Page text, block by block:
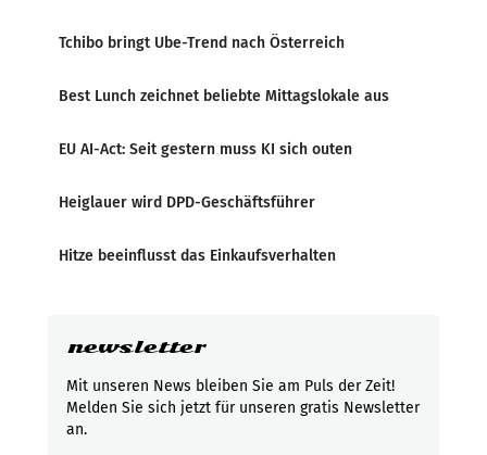
Tchibo bringt Ube-Trend nach Österreich
Best Lunch zeichnet beliebte Mittagslokale aus
EU AI-Act: Seit gestern muss KI sich outen
Heiglauer wird DPD-Geschäftsführer
Hitze beeinflusst das Einkaufsverhalten
newsletter
Mit unseren News bleiben Sie am Puls der Zeit!
Melden Sie sich jetzt für unseren gratis Newsletter
an.